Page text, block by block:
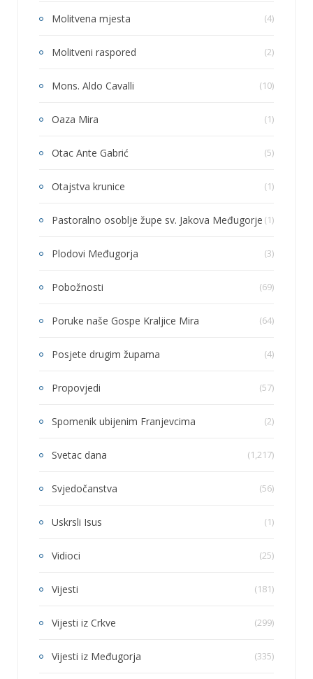
Molitvena mjesta (4)
Molitveni raspored (2)
Mons. Aldo Cavalli (10)
Oaza Mira (1)
Otac Ante Gabrić (5)
Otajstva krunice (1)
Pastoralno osoblje župe sv. Jakova Međugorje (1)
Plodovi Međugorja (3)
Pobožnosti (69)
Poruke naše Gospe Kraljice Mira (64)
Posjete drugim župama (4)
Propovjedi (57)
Spomenik ubijenim Franjevcima (2)
Svetac dana (1,217)
Svjedočanstva (56)
Uskrsli Isus (1)
Vidioci (25)
Vijesti (181)
Vijesti iz Crkve (299)
Vijesti iz Međugorja (335)